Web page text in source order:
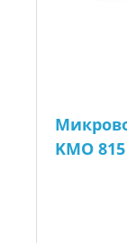
KMO